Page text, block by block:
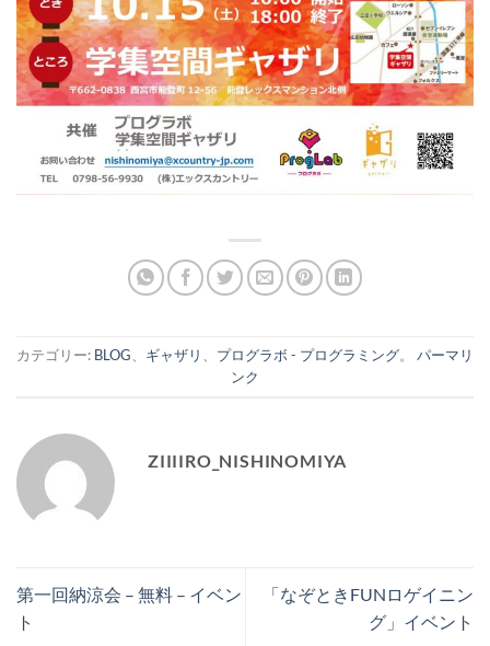
カテゴリー: BLOG、 ギャザリ 、 プログラボ - プログラミング。 パーマリ
ンク
ZIIIIRO_NISHINOMIYA
第一回納涼会 – 無料 – イベン
ト
「なぞときFUNロゲイニン
グ」イベント